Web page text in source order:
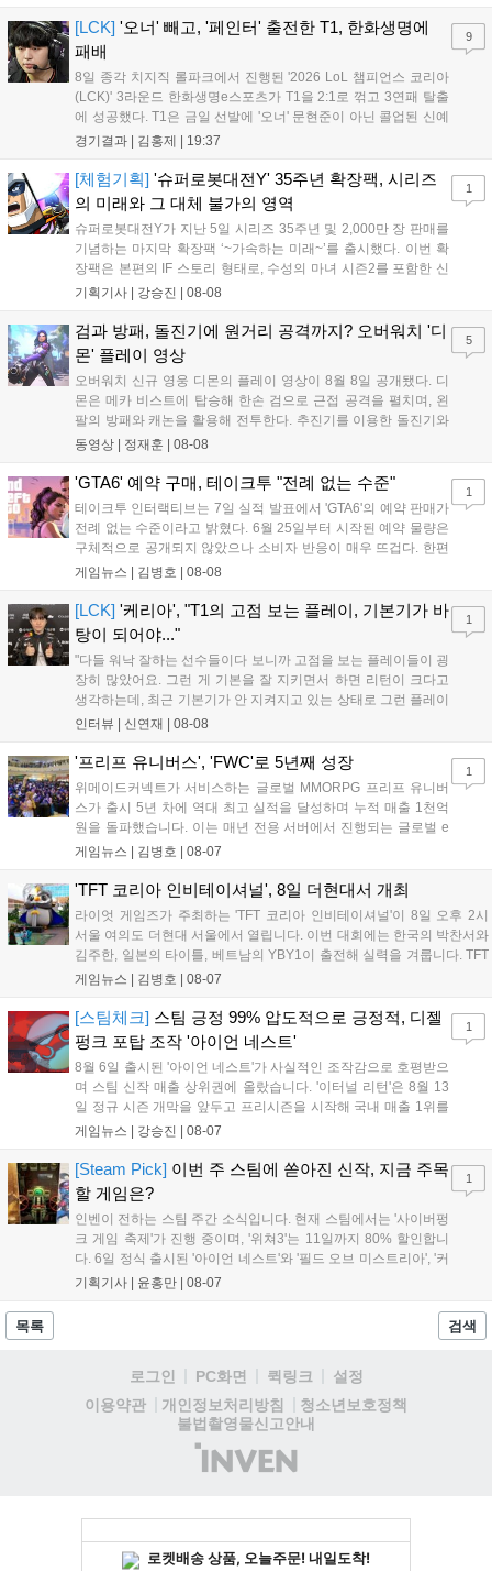
의성도 강화된다. 8월 11일까지 사용 가능한 교환 코드 3종이 제
공되며, 상세 일정은 공식 채널을 통해 확인할 수 있다....
[LCK] '오너' 빼고, '페인터' 출전한 T1, 한화생명에
패배
8일 종각 치지직 롤파크에서 진행된 '2026 LoL 챔피언스 코리아
(LCK)' 3라운드 한화생명e스포츠가 T1을 2:1로 꺾고 3연패 탈출
에 성공했다. T1은 금일 선발에 '오너' 문현준이 아닌 콜업된 신예
'페인터' 김은후를 투입했지만, 결국 1:2로 패배하고 말았다. T1은
을 빼냈다....
경기결과 | 김홍제 19:37
9
[체험기획] '슈퍼로봇대전Y' 35주년 확장팩, 시리즈
의 미래와 그 대체 불가의 영역
슈퍼로봇대전Y가 지난 5일 시리즈 35주년 및 2,000만 장 판매를
기념하는 마지막 확장팩 ‘~가속하는 미래~’를 출시했다. 이번 확
장팩은 본편의 IF 스토리 형태로, 수성의 마녀 시즌2를 포함한 신
규 참전작과 크로스오버 합체기를 선보이며 작품을 완결 짓는다.
하는 몰입감 있는 서사와 조합을 구현하며 시리즈의 미래를 향한
새로운 가능성을 제시했다....
기획기사 | 강승진 08-08
1
검과 방패, 돌진기에 원거리 공격까지? 오버워치 '디
몬' 플레이 영상
오버워치 신규 영웅 디몬의 플레이 영상이 8월 8일 공개됐다. 디
몬은 메카 비스트에 탑승해 한손 검으로 근접 공격을 펼치며, 왼
팔의 방패와 캐논을 활용해 전투한다. 추진기를 이용한 돌진기와
참격 형태의 궁극기를 보유했고, 메카 파괴 시 맨몸으로 기관총을
산의 영웅들 업데이트를 통해 정식 출시될 예정이다....
동영상 | 정재훈 08-08
5
'GTA6' 예약 구매, 테이크투 "전례 없는 수준"
테이크투 인터랙티브는 7일 실적 발표에서 'GTA6'의 예약 판매가
전례 없는 수준이라고 밝혔다. 6월 25일부터 시작된 예약 물량은
구체적으로 공개되지 않았으나 소비자 반응이 매우 뜨겁다. 한편
11월 19일 PS5와 Xbox 시리즈 X|S로 정식 출시될 예정이며, 록
상 'Grand Theft Auto VI: An Extended Look'을 최초 공개할 계획
이다....
게임뉴스 | 김병호 08-08
1
[LCK] '케리아', "T1의 고점 보는 플레이, 기본기가 바
탕이 되어야..."
"다들 워낙 잘하는 선수들이다 보니까 고점을 보는 플레이들이 굉
장히 많았어요. 그런 게 기본을 잘 지키면서 하면 리턴이 크다고
생각하는데, 최근 기본기가 안 지켜지고 있는 상태로 그런 플레이
를 추구하다 보니까 팀적으로 안 좋은 사고가 계속 많이 났던 것
LoL 챔피언스 코리아(LCK)'...
인터뷰 | 신연재 08-08
1
'프리프 유니버스', 'FWC'로 5년째 성장
위메이드커넥트가 서비스하는 글로벌 MMORPG 프리프 유니버
스가 출시 5년 차에 역대 최고 실적을 달성하며 누적 매출 1천억
원을 돌파했습니다. 이는 매년 전용 서버에서 진행되는 글로벌 e
스포츠 대회 FWC의 영향이 큽니다. FWC는 이용자가 동일한 조
은 전년 대비 매출과 이용자 지표가 대폭 상승하는 성과를 냈습니
다. 오는 10월 필리핀 마닐라에서 총상금 11만 달러 규모의 제4회
FWC 그랜드 파이널이 개최될 예정이며, 위메이드커넥트는 이를
통해 커뮤니티 중심의 장기 성장 모델을 지속할 방침입니다....
게임뉴스 | 김병호 08-07
1
'TFT 코리아 인비테이셔널', 8일 더현대서 개최
라이엇 게임즈가 주최하는 'TFT 코리아 인비테이셔널'이 8일 오후 2시
서울 여의도 더현대 서울에서 열립니다. 이번 대회에는 한국의 박찬서와
김주한, 일본의 타이틀, 베트남의 YBY1이 출전해 실력을 겨룹니다. TFT
는 소속팀 없이 개인 자격으로 참가하는 독특한 대회 구조를 가지며, 누
17일까지 이어지는 이번 행사는 신규 세트 체험과 공연 등 다양한 즐길
거리를 제공하며, 이후 현대백화점 판교점에서도 행사가 이어질 예정입
니다. 연말에는 라스베이거스 오픈이 개최됩니다....
게임뉴스 | 김병호 08-07
[스팀체크] 스팀 긍정 99% 압도적으로 긍정적, 디젤
펑크 포탑 조작 '아이언 네스트'
8월 6일 출시된 '아이언 네스트'가 사실적인 조작감으로 호평받으
며 스팀 신작 매출 상위권에 올랐습니다. '이터널 리턴'은 8월 13
일 정규 시즌 개막을 앞두고 프리시즌을 시작해 국내 매출 1위를
기록했습니다. 25주년을 맞은 '고스트 리콘' 시리즈는 8월 6일 쇼
'마블 투혼: 파이팅 소울즈'와 레트로 수리 시뮬레이션 '리스토
리'도 스팀에 정식 출시되었습니다....
게임뉴스 | 강승진 08-07
1
[Steam Pick] 이번 주 스팀에 쏟아진 신작, 지금 주목
할 게임은?
인벤이 전하는 스팀 주간 소식입니다. 현재 스팀에서는 '사이버펑
크 게임 축제'가 진행 중이며, '위쳐3'는 11일까지 80% 할인합니
다. 6일 정식 출시된 '아이언 네스트'와 '필드 오브 미스트리아', '커
세어 코브'가 호평받고 있습니다. 한편, 7일 출시된 '마블 투혼'은
다. 유비소프트의 '고스트리콘: 와일드랜드'는 7년 만의 대규모 업
기획기사 | 윤홍만 08-07
1
목록 검색
로그인 PC화면 퀵링크
설정
이용약관
개인정보처리방침
청소년보호정책
불법촬영물신고안내
(주)
인